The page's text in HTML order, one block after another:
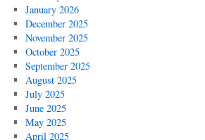
January 2026
December 2025
November 2025
October 2025
September 2025
August 2025
July 2025
June 2025
May 2025
April 2025